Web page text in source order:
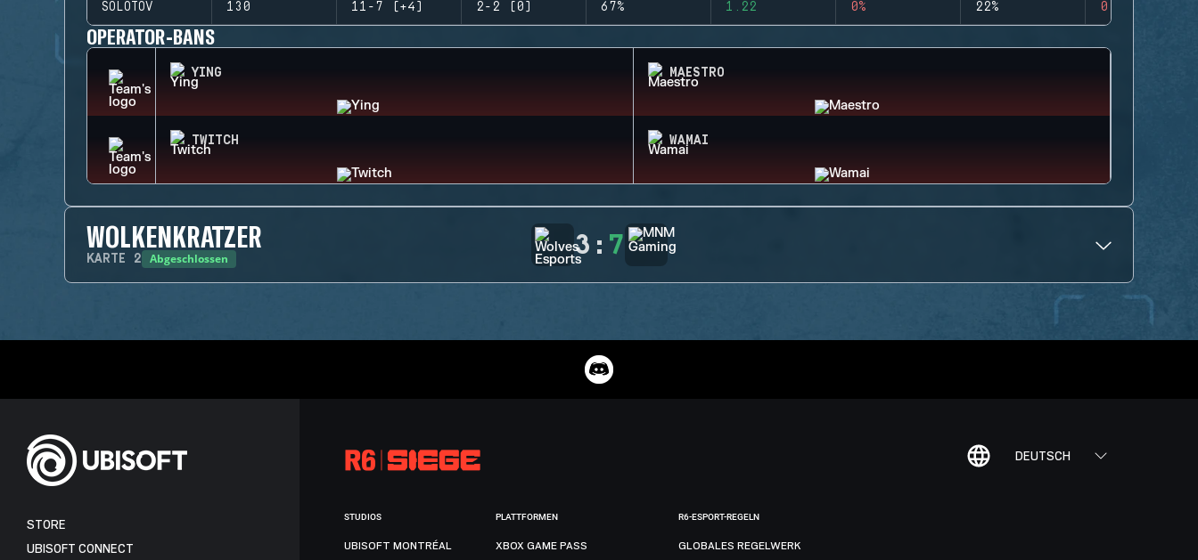
SOLOTOV 130 11-7 (+4) 2-2 (0) 67% 1.22 0% 22% 0
OPERATOR-BANS
YING MAESTRO
TWITCH WAMAI
WOLKENKRATZER
KARTE 2 Abgeschlossen 3 : 7
DEUTSCH
STORE
UBISOFT CONNECT
STUDIOS
UBISOFT MONTRÉAL
PLATTFORMEN
XBOX GAME PASS
R6-ESPORT-REGELN
GLOBALES REGELWERK